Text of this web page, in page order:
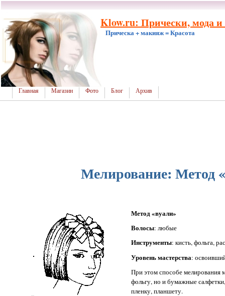
Klow.ru: Прически, мода и
Прическа + макияж = Красота
Главная Магазин Фото Блог Архив
Мелирование: Метод
Метод «вуали»
Волосы: любые
Инструменты: кисть, фольга,
Уровень мастерства:
При этом способе мелирования
фольгу, но и бумажные
пленку, планшету.